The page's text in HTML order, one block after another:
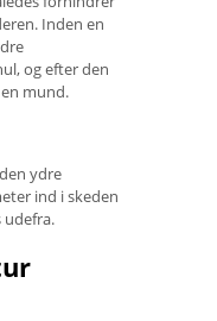
Inden en
og efter den
mund.
ydre
ind i skeden
udefra.